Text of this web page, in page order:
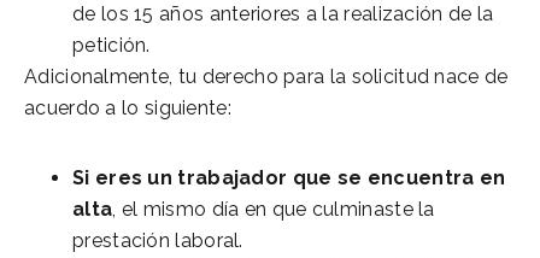
de los 15 años anteriores a la realización de la
petición.
Adicionalmente, tu derecho para la solicitud nace de
acuerdo a lo siguiente:
Si eres un trabajador que se encuentra en
alta, el mismo día en que culminaste la
prestación laboral.